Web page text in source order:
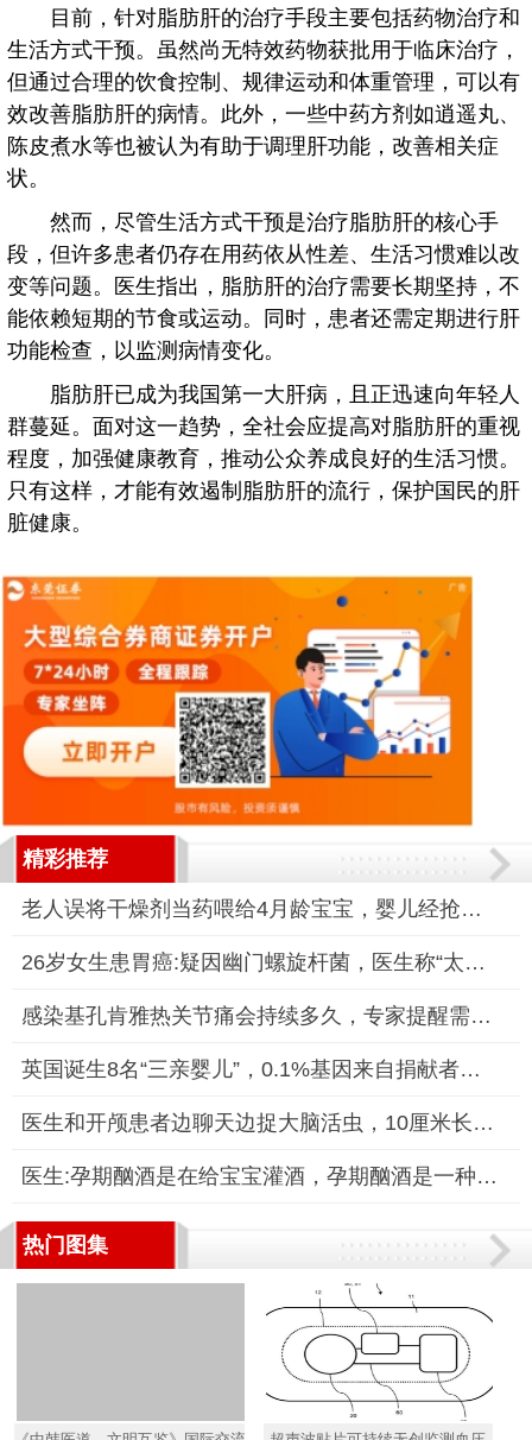
目前，针对脂肪肝的治疗手段主要包括药物治疗和
生活方式干预。虽然尚无特效药物获批用于临床治疗，
但通过合理的饮食控制、规律运动和体重管理，可以有
效改善脂肪肝的病情。此外，一些中药方剂如逍遥丸、
陈皮煮水等也被认为有助于调理肝功能，改善相关症
状。
然而，尽管生活方式干预是治疗脂肪肝的核心手
段，但许多患者仍存在用药依从性差、生活习惯难以改
变等问题。医生指出，脂肪肝的治疗需要长期坚持，不
能依赖短期的节食或运动。同时，患者还需定期进行肝
功能检查，以监测病情变化。
脂肪肝已成为我国第一大肝病，且正迅速向年轻人
群蔓延。面对这一趋势，全社会应提高对脂肪肝的重视
程度，加强健康教育，推动公众养成良好的生活习惯。
只有这样，才能有效遏制脂肪肝的流行，保护国民的肝
脏健康。
精彩推荐
老人误将干燥剂当药喂给4月龄宝宝，婴儿经抢救脱离危险
26岁女生患胃癌:疑因幽门螺旋杆菌，医生称“太难杀了这个菌”
感染基孔肯雅热关节痛会持续多久，专家提醒需警惕后遗症
英国诞生8名“三亲婴儿”，0.1%基因来自捐献者，医学界称其为“
医生和开颅患者边聊天边捉大脑活虫，10厘米长活虫从患者脑中被完
医生:孕期酗酒是在给宝宝灌酒，孕期酗酒是一种严重的健康风险
热门图集